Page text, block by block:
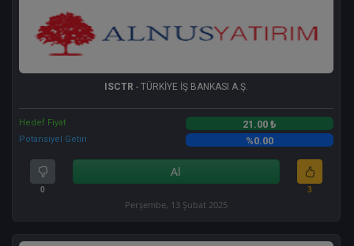
ISCTR - TÜRKİYE İŞ BANKASI A.Ş.
Hedef Fiyat 21.00 ₺
Potansiyel Getiri %0.00
0
Al
3
Perşembe, 13 Şubat 2025